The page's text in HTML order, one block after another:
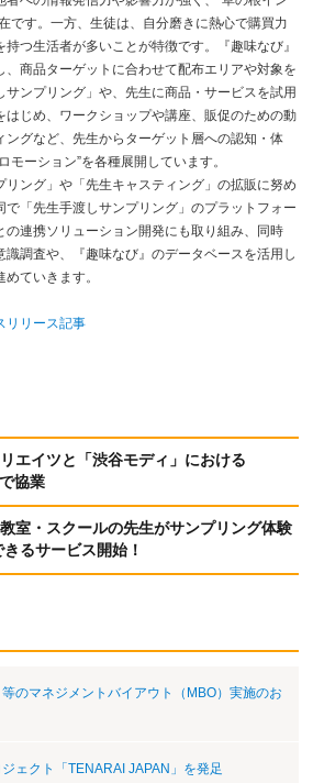
です。一方、生徒は、自分磨きに熱心で購買力
つ生活者が多いことが特徴です。『趣味なび』
、商品ターゲットに合わせて配布エリアや対象を
ンプリング」や、先生に商品・サービスを試用
はじめ、ワークショップや講座、販促のための動
ングなど、先生からターゲット層への認知・体
モーション”を各種展開しています。
リング」や「先生キャスティング」の拡販に努め
で「先生手渡しサンプリング」のプラットフォー
の連携ソリューション開発にも取り組み、同時
識調査や、『趣味なび』のデータベースを活用し
ていきます。
リース記事
エイツと「渋谷モディ」における
協業
室・スクールの先生がサンプリング体験
るサービス開始！
のマネジメントバイアウト（MBO）実施のお
ェクト「TENARAI JAPAN」を発足